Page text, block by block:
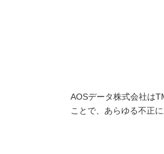
AOSデータ株式会社は
ことで、あらゆる不正